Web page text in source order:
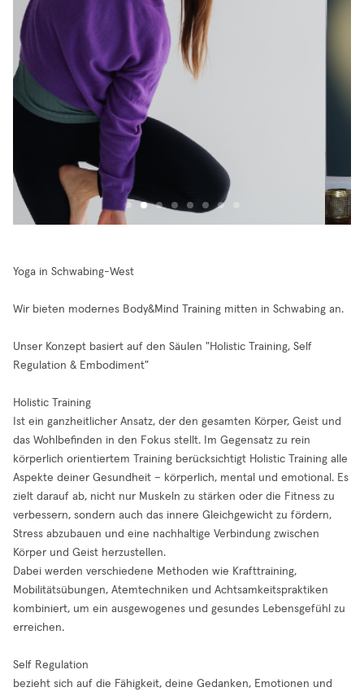
Yoga in Schwabing-West
Wir bieten modernes Body&Mind Training mitten in Schwabing an.
Unser Konzept basiert auf den Säulen "Holistic Training, Self
Regulation & Embodiment"
Holistic Training
Ist ein ganzheitlicher Ansatz, der den gesamten Körper, Geist und
das Wohlbefinden in den Fokus stellt. Im Gegensatz zu rein
körperlich orientiertem Training berücksichtigt Holistic Training alle
Aspekte deiner Gesundheit – körperlich, mental und emotional. Es
zielt darauf ab, nicht nur Muskeln zu stärken oder die Fitness zu
verbessern, sondern auch das innere Gleichgewicht zu fördern,
Stress abzubauen und eine nachhaltige Verbindung zwischen
Körper und Geist herzustellen.
Dabei werden verschiedene Methoden wie Krafttraining,
Mobilitätsübungen, Atemtechniken und Achtsamkeitspraktiken
kombiniert, um ein ausgewogenes und gesundes Lebensgefühl zu
erreichen.
Self Regulation
bezieht sich auf die Fähigkeit, deine Gedanken, Emotionen und